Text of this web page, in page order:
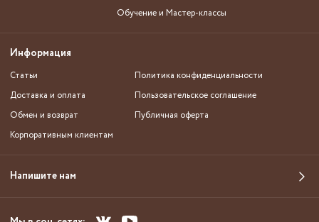
Обучение и Мастер-классы
Информация
Статьи
Доставка и оплата
Обмен и возврат
Корпоративным клиентам
Политика конфиденциальности
Пользовательское соглашение
Публичная оферта
Напишите нам